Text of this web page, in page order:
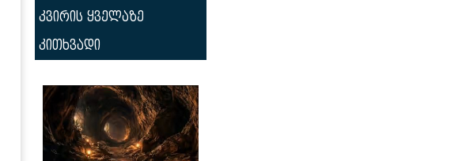
კვირის ყველაზე
კითხვადი